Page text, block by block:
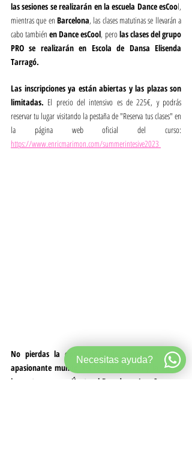
las sesiones se realizarán en la escuela Dance esCool,
mientras que en Barcelona, las clases matutinas se llevarán a
cabo también en Dance esCool, pero las clases del grupo
PRO se realizarán en Escola de Dansa Elisenda
Tarragó.
Las inscripciones ya están abiertas y las plazas son
limitadas. El precio del intensivo es de 225€, y podrás
reservar tu lugar visitando la pestaña de "Reserva tus clases" en
https://www.enricmarimon.com/summerintesive2023
No pierdas la oportunidad de sumergirte en el
apasionante mundo del teatro musical y la danza
jazz este verano. ¡Únete al Broadway Jazz Summer
Necesitas ayuda?